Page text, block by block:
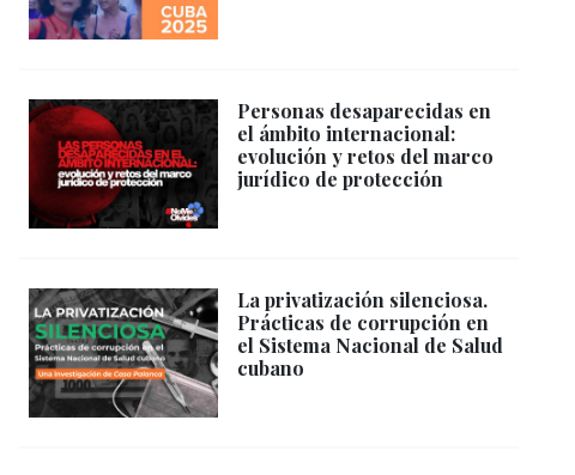
Personas desaparecidas en
el ámbito internacional:
evolución y retos del marco
jurídico de protección
La privatización silenciosa.
Prácticas de corrupción en
el Sistema Nacional de Salud
cubano